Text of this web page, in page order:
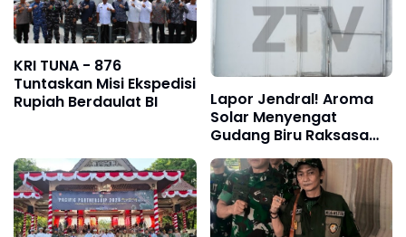
KRI TUNA - 876
Tuntaskan Misi Ekspedisi
Rupiah Berdaulat BI
Lapor Jendral! Aroma
Solar Menyengat
Gudang Biru Raksasa
Tepi Laut Diduga Jadi
Markas “Siong Minyak”
Jalur Perairan dan
Bunker Ilegal